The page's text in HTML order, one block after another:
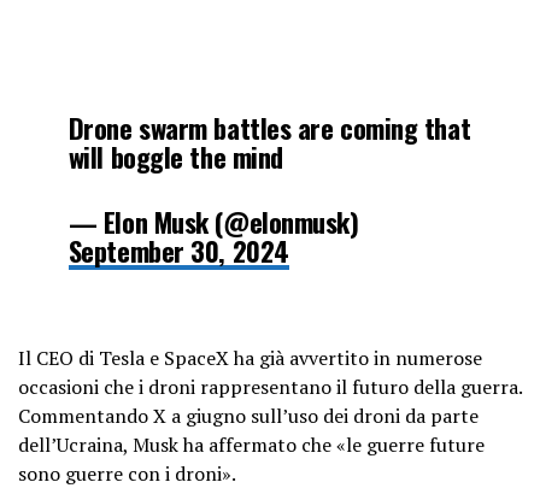
Drone swarm battles are coming that
will boggle the mind
— Elon Musk (@elonmusk)
September 30, 2024
Il CEO di Tesla e SpaceX ha già avvertito in numerose
occasioni che i droni rappresentano il futuro della guerra.
Commentando X a giugno sull’uso dei droni da parte
dell’Ucraina, Musk ha affermato che «le guerre future
sono guerre con i droni».